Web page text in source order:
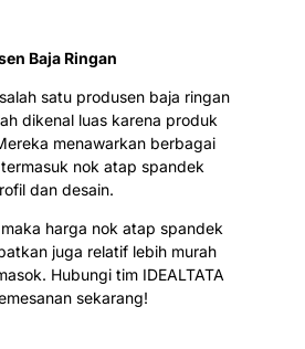
Baja Ringan
satu produsen baja ringan
dikenal luas karena produk
menawarkan berbagai
nok atap spandek
dan desain.
harga nok atap spandek
juga relatif lebih murah
Hubungi tim IDEALTATA
sekarang!